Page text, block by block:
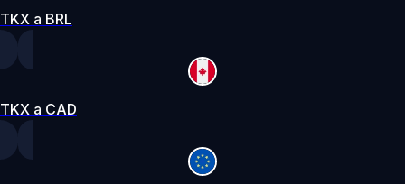
TKX a BRL
TKX a CAD